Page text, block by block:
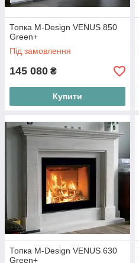
Топка M-Design VENUS 850
Green+
Під замовлення
145 080 ₴
Купити
Топка M-Design VENUS 630
Green+